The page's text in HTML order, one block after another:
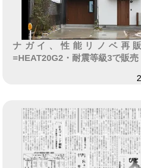
ナガイ、性能リノベ再
=HEAT20G2・耐震等級3で販売